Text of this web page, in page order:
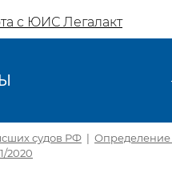
с ЮИС Легалакт
судов РФ | Определение
2020